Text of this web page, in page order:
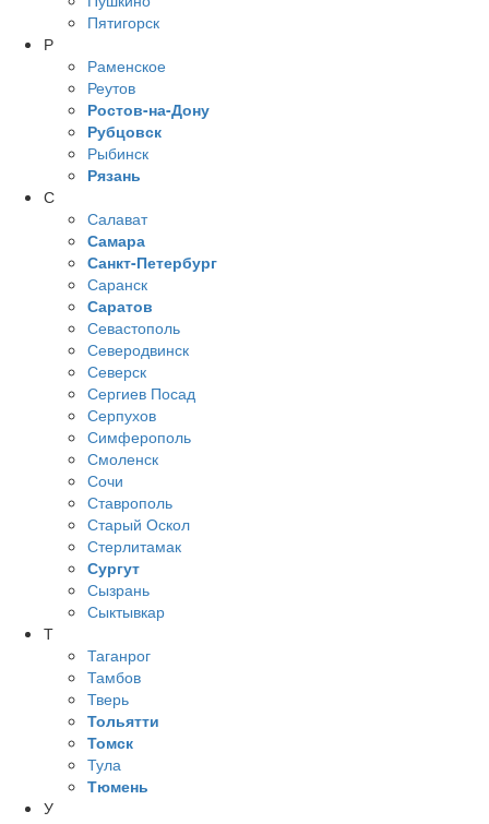
Пятигорск
Р
Раменское
Реутов
Ростов-на-Дону
Рубцовск
Рыбинск
Рязань
С
Салават
Самара
Санкт-Петербург
Саранск
Саратов
Севастополь
Северодвинск
Северск
Сергиев Посад
Серпухов
Симферополь
Смоленск
Сочи
Ставрополь
Старый Оскол
Стерлитамак
Сургут
Сызрань
Сыктывкар
Т
Таганрог
Тамбов
Тверь
Тольятти
Томск
Тула
Тюмень
У